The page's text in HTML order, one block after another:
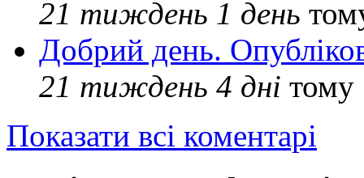
21 тиждень 1 день
Добрий день.
21 тиждень 4 дні тому
Показати всі коментарі